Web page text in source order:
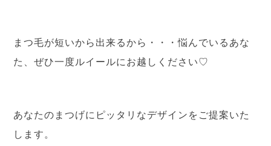
まつ毛が短いから出来るから・・・悩んでいるあな
た、ぜひ一度ルイールにお越しください♡
あなたのまつげにピッタリなデザインをご提案いた
します。